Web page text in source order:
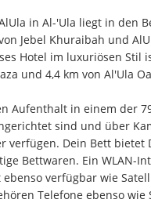
in Al-'Ula liegt in den
Jebel Khuraibah und
Hotel im luxuriösen Stil
und 4,4 km von Al'Ula
Aufenthalt in einem der
sind und über
verfügen. Dein Bett bietet
Bettwaren. Ein WLAN-
ebenso verfügbar wie
Telefone ebenso wie